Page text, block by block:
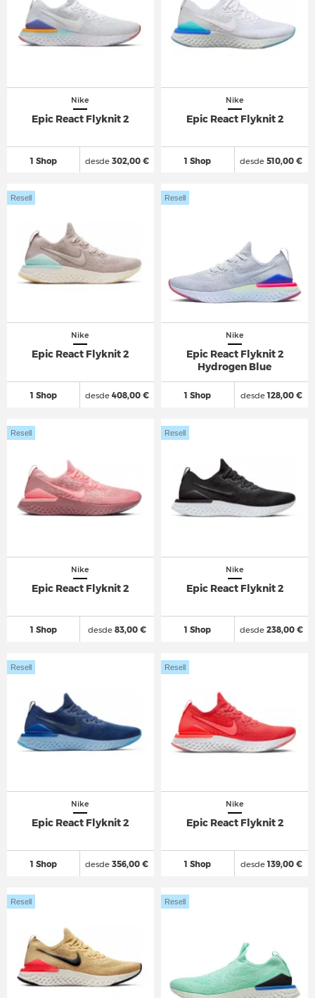
Nike
Epic React Flyknit 2
1 Shop desde302,00 €
Nike
Epic React Flyknit 2
1 Shop desde 510,00 €
Nike
Epic React Flyknit 2
1 Shop
Resell
desde408,00 €
Nike
Epic React Flyknit 2
Hydrogen Blue
1 Shop
Resell
desde128,00 €
Nike
Epic React Flyknit 2
1 Shop
Resell
desde83,00 €
Nike
Epic React Flyknit 2
1 Shop
Resell
desde238,00 €
Nike
Epic React Flyknit 2
1 Shop
Resell
desde 356,00 €
Nike
Epic React Flyknit 2
1 Shop
Resell
desde139,00 €
Resell Resell